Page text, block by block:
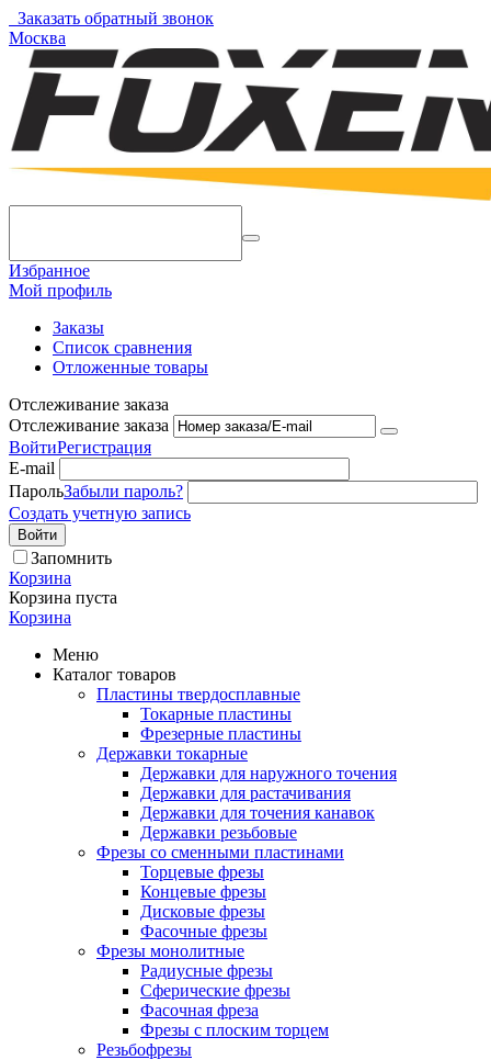
Заказать обратный звонок
Москва
Избранное
Мой профиль
Заказы
Список сравнения
Отложенные товары
Отслеживание заказа
Отслеживание заказа
ВойтиРегистрация
E-mail
ПарольЗабыли пароль?
Создать учетную запись
Войти
Запомнить
Корзина
Корзина пуста
Корзина
Меню
Каталог товаров
Пластины твердосплавные
Токарные пластины
Фрезерные пластины
Державки токарные
Державки для наружного точения
Державки для растачивания
Державки для точения канавок
Державки резьбовые
Фрезы со сменными пластинами
Торцевые фрезы
Концевые фрезы
Дисковые фрезы
Фасочные фрезы
Фрезы монолитные
Радиусные фрезы
Сферические фрезы
Фасочная фреза
Фрезы с плоским торцем
Резьбофрезы